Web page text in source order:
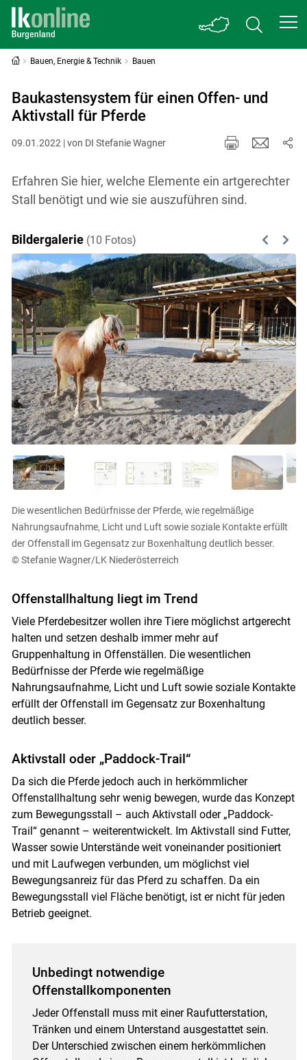
Bauen, Energie & Technik Bauen
Baukastensystem für einen Offen- und
Aktivstall für Pferde
09.01.2022 | von DI Stefanie Wagner
Erfahren Sie hier, welche Elemente ein artgerechter
Stall benötigt und wie sie auszuführen sind.
Bildergalerie (10 Fotos) Previous
Next
Die wesentlichen Bedürfnisse der Pferde, wie regelmäßige
Nahrungsaufnahme, Licht und Luft sowie soziale Kontakte erfüllt
der Offenstall im Gegensatz zur Boxenhaltung deutlich besser.
© Stefanie Wagner/LK Niederösterreich
Offenstallhaltung liegt im Trend
Viele Pferdebesitzer wollen ihre Tiere möglichst artgerecht
halten und setzen deshalb immer mehr auf
Gruppenhaltung in Offenställen. Die wesentlichen
Bedürfnisse der Pferde wie regelmäßige
Nahrungsaufnahme, Licht und Luft sowie soziale Kontakte
erfüllt der Offenstall im Gegensatz zur Boxenhaltung
deutlich besser.
Aktivstall oder „Paddock-Trail“
Da sich die Pferde jedoch auch in herkömmlicher
Offenstallhaltung sehr wenig bewegen, wurde das Konzept
zum Bewegungsstall – auch Aktivstall oder „Paddock-
Trail“ genannt – weiterentwickelt. Im Aktivstall sind Futter,
Wasser sowie Unterstände weit voneinander positioniert
und mit Laufwegen verbunden, um möglichst viel
Bewegungsanreiz für das Pferd zu schaffen. Da ein
Bewegungsstall viel Fläche benötigt, ist er nicht für jeden
Betrieb geeignet.
Unbedingt notwendige
Offenstallkomponenten
Jeder Offenstall muss mit einer Raufutterstation,
Tränken und einem Unterstand ausgestattet sein.
Der Unterschied zwischen einem herkömmlichen